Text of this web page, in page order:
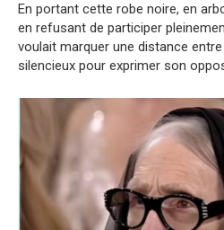
En portant cette robe noire, en
en refusant de participer
voulait marquer une distance
silencieux pour exprimer son